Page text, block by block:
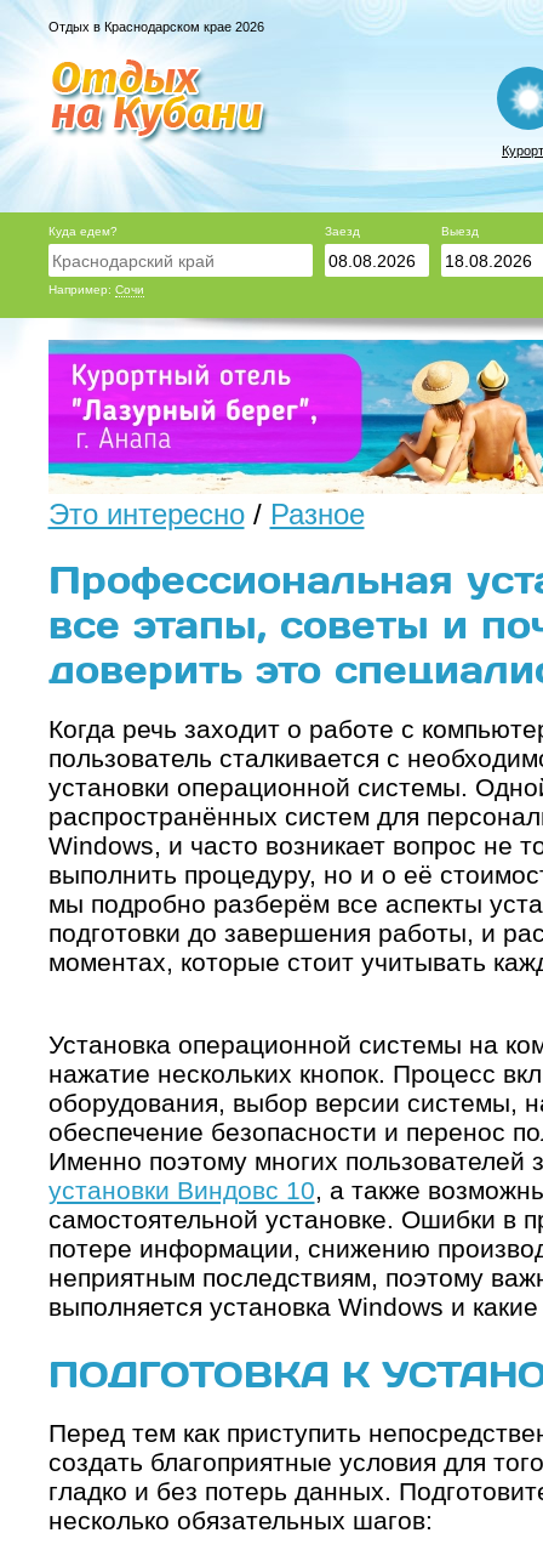
Отдых в Краснодарском крае 2026
Куда едем?
Например: Сочи
Заезд Выезд
Это интересно/ Разное
Профессиональная
все этапы, советы и
доверить это
Когда речь заходит о работе с
пользователь сталкивается с
установки операционной системы.
распространённых систем для
Windows, и часто возникает вопрос не
выполнить процедуру, но и о её
мы подробно разберём все аспекты
подготовки до завершения работы, и
моментах, которые стоит учитывать
Установка операционной системы на
нажатие нескольких кнопок. Процесс
оборудования, выбор версии системы,
обеспечение безопасности и перенос
Именно поэтому многих пользователей
установки Виндовс 10, а также
самостоятельной установке. Ошибки в
потере информации, снижению
неприятным последствиям, поэтому
выполняется установка Windows и
ПОДГОТОВКА К
Перед тем как приступить
создать благоприятные условия для
гладко и без потерь данных.
несколько обязательных шагов: